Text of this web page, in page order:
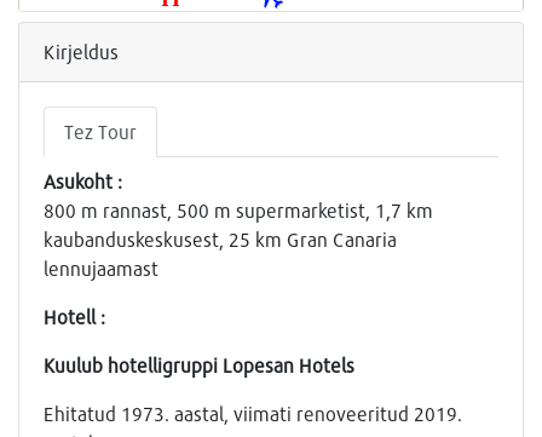
Kirjeldus
Tez Tour
Asukoht :
800 m rannast, 500 m supermarketist, 1,7 km
kaubanduskeskusest, 25 km Gran Canaria
lennujaamast
Hotell :
Kuulub hotelligruppi Lopesan Hotels
Ehitatud 1973. aastal, viimati renoveeritud 2019.